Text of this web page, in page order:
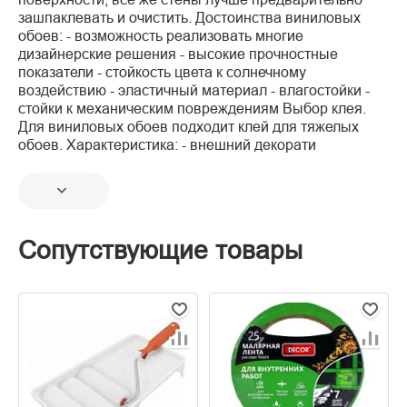
зашпаклевать и очистить. Достоинства виниловых
обоев: - возможность реализовать многие
дизайнерские решения - высокие прочностные
показатели - стойкость цвета к солнечному
воздействию - эластичный материал - влагостойки -
стойки к механическим повреждениям Выбор клея.
Для виниловых обоев подходит клей для тяжелых
обоев. Характеристика: - внешний декорати
Сопутствующие товары